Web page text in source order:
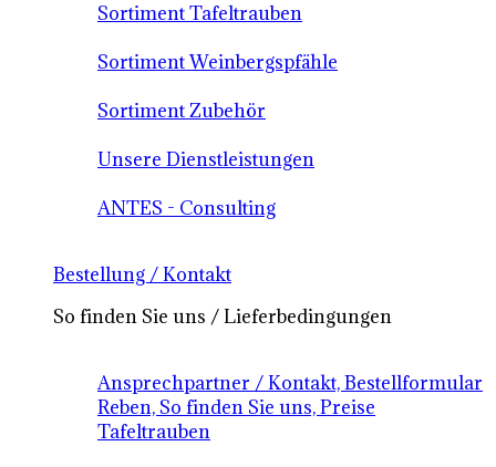
Sortiment Tafeltrauben
Sortiment Weinbergspfähle
Sortiment Zubehör
Unsere Dienstleistungen
ANTES - Consulting
Bestellung / Kontakt
So finden Sie uns / Lieferbedingungen
Ansprechpartner / Kontakt, Bestellformular
Reben, So finden Sie uns, Preise
Tafeltrauben